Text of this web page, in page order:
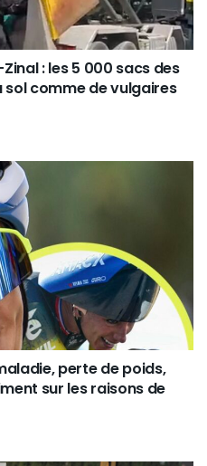
: les 5 000 sacs des
comme de vulgaires
perte de poids,
sur les raisons de